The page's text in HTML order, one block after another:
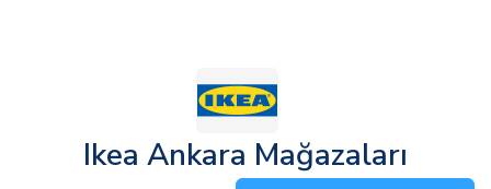
Ikea Ankara Mağazaları